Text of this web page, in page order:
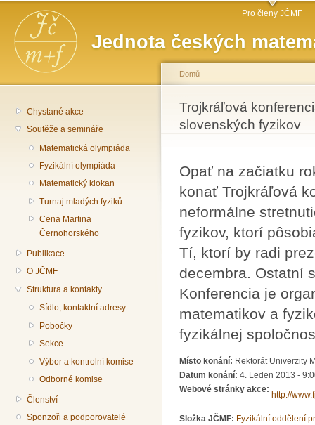
Jednota českých
Hlavní menu Pro členy JČMF
Chystané akce
Soutěže a semináře
Matematická olympiáda
Fyzikální olympiáda
Matematický klokan
Turnaj mladých fyziků
Cena Martina
Černohorského
Publikace
O JČMF
Struktura a kontakty
Sídlo, kontaktní adresy
Pobočky
Sekce
Výbor a kontrolní komise
Odborné komise
Členství
Sponzoři a podporovatelé
Jste zde
Domů
Trojkráľová
slovenských fyzikov
Opať na začiatku
konať Trojkráľová
neformálne
fyzikov, ktorí
Tí, ktorí by radi
decembra. Ostatní
Konferencia je
matematikov a
fyzikálnej
Místo konání: Rektorát Univerzity
Datum konání: 4. Leden 2013 -
Webové stránky akce:
http://
Složka JČMF: Fyzikální oddělení